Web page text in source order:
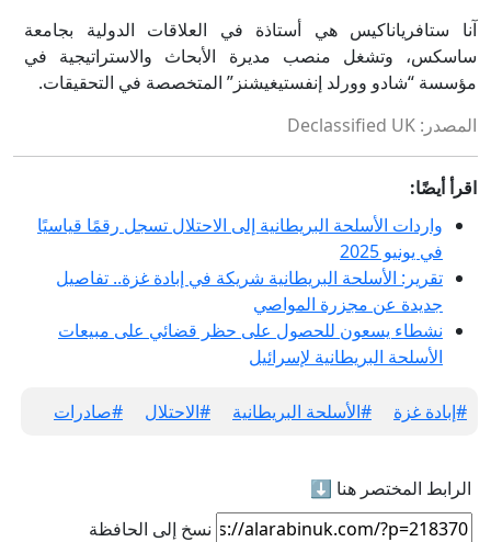
آنا ستافرياناكيس هي أستاذة في العلاقات الدولية بجامعة
ساسكس، وتشغل منصب مديرة الأبحاث والاستراتيجية في
مؤسسة “شادو وورلد إنفستيغيشنز” المتخصصة في التحقيقات.
المصدر: Declassified UK
اقرأ أيضًا:
واردات الأسلحة البريطانية إلى الاحتلال تسجل رقمًا قياسيًا
في يونيو 2025
تقرير: الأسلحة البريطانية شريكة في إبادة غزة.. تفاصيل
جديدة عن مجزرة المواصي
نشطاء يسعون للحصول على حظر قضائي على مبيعات
الأسلحة البريطانية لإسرائيل
#إبادة غزة #الأسلحة البريطانية #الاحتلال #صادرات
الرابط المختصر هنا ⬇
نسخ إلى الحافظة